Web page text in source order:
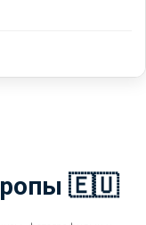
🇪🇺